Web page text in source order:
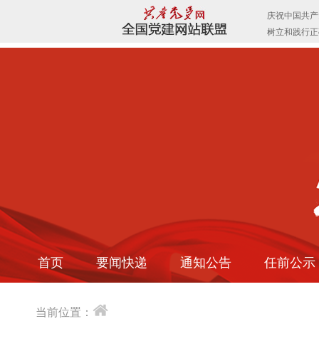
首页 要闻快递 通知公告 任前公示
当前位置：